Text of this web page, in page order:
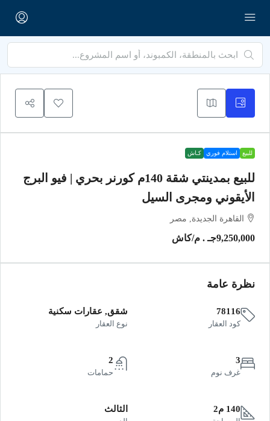
للبيع استلام فوري كـاش
للبيع بمدينتي شقة 140م كورنر بحري | فيو البرج
الأيقوني ومجرى السيل
القاهرة الجديدة, مصر
9,250,000جـ . م /كاش
نظرة عامة
78116
كود العقار
شقق, عقارات سكنية
نوع العقار
3
غرف نوم
2
حمامات
140 م2 الثالث